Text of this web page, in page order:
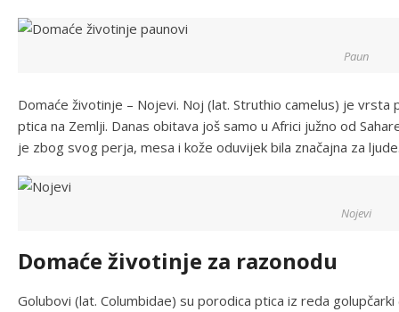
Paun
Domaće životinje – Nojevi. Noj (lat. Struthio camelus) je vrsta
ptica na Zemlji. Danas obitava još samo u Africi južno od
je zbog svog perja, mesa i kože oduvijek bila značajna za
Nojevi
Domaće životinje za razonodu
Golubovi (lat. Columbidae) su porodica ptica iz reda